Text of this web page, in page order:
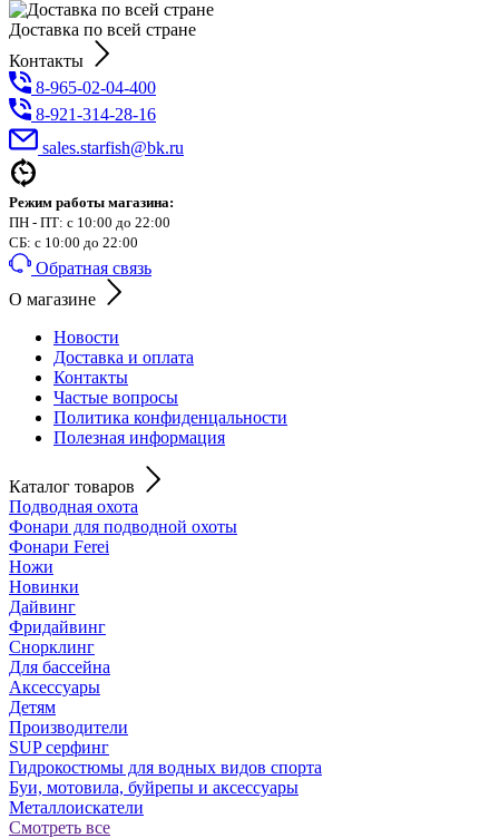
Доставка по всей стране
Контакты
8-965-02-04-400
8-921-314-28-16
sales.starfish@bk.ru
Режим работы магазина:
ПН - ПТ: с 10:00 до 22:00
СБ: с 10:00 до 22:00
Обратная связь
О магазине
Новости
Доставка и оплата
Контакты
Частые вопросы
Политика конфиденцальности
Полезная информация
Каталог товаров
Подводная охота
Фонари для подводной охоты
Фонари Ferei
Ножи
Новинки
Дайвинг
Фридайвинг
Снорклинг
Для бассейна
Аксессуары
Детям
Производители
SUP серфинг
Гидрокостюмы для водных видов спорта
Буи, мотовила, буйрепы и аксессуары
Металлоискатели
Смотреть все